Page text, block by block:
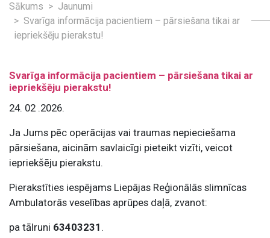
Sākums
Jaunumi
Svarīga informācija pacientiem – pārsiešana tikai ar
iepriekšēju pierakstu!
Svarīga informācija pacientiem – pārsiešana tikai ar
iepriekšēju pierakstu!
24. 02 .2026.
Ja Jums pēc operācijas vai traumas nepieciešama
pārsiešana, aicinām savlaicīgi pieteikt vizīti, veicot
iepriekšēju pierakstu.
Pierakstīties iespējams Liepājas Reģionālās slimnīcas
Ambulatorās veselības aprūpes daļā, zvanot:
pa tālruni 63403231 .